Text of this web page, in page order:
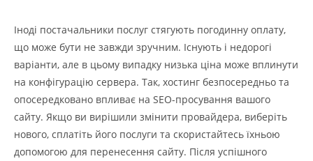
Іноді постачальники послуг стягують погодинну оплату,
що може бути не завжди зручним. Існують і недорогі
варіанти, але в цьому випадку низька ціна може вплинути
на конфігурацію сервера. Так, хостинг безпосередньо та
опосередковано впливає на SEO-просування вашого
сайту. Якщо ви вирішили змінити провайдера, виберіть
нового, сплатіть його послуги та скористайтесь їхньою
допомогою для перенесення сайту. Після успішного